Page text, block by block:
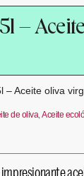
–
– Aceite oliva
de oliva,Aceite